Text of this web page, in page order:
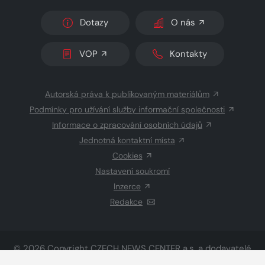
Dotazy O nás
VOP Kontakty
Autorská práva k publikovaným materiálům
Podmínky pro užívání služby informační společnosti
Informace o zpracování osobních údajů
Jednotná kontaktní místa
Cookies
Nastavení soukromí
Inzerce
Redakce
© 2026 CopyrightCZECH NEWS CENTER a.s.a dodavatelé